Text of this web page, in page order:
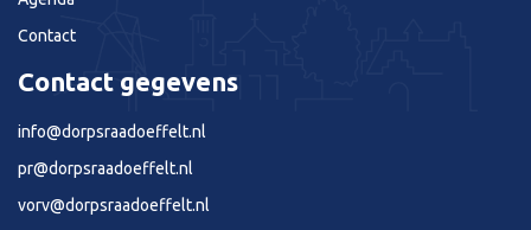
Contact
Contact gegevens
info@dorpsraadoeffelt.nl
pr@dorpsraadoeffelt.nl
vorv@dorpsraadoeffelt.nl